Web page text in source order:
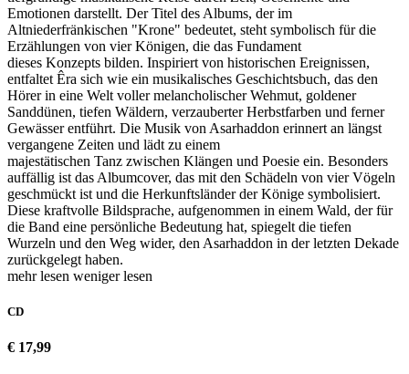
Emotionen darstellt. Der Titel des Albums, der im
Altniederfränkischen "Krone" bedeutet, steht symbolisch für die
Erzählungen von vier Königen, die das Fundament
dieses Konzepts bilden. Inspiriert von historischen Ereignissen,
entfaltet Êra sich wie ein musikalisches Geschichtsbuch, das den
Hörer in eine Welt voller melancholischer Wehmut, goldener
Sanddünen, tiefen Wäldern, verzauberter Herbstfarben und ferner
Gewässer entführt. Die Musik von Asarhaddon erinnert an längst
vergangene Zeiten und lädt zu einem
majestätischen Tanz zwischen Klängen und Poesie ein. Besonders
auffällig ist das Albumcover, das mit den Schädeln von vier Vögeln
geschmückt ist und die Herkunftsländer der Könige symbolisiert.
Diese kraftvolle Bildsprache, aufgenommen in einem Wald, der für
die Band eine persönliche Bedeutung hat, spiegelt die tiefen
Wurzeln und den Weg wider, den Asarhaddon in der letzten Dekade
zurückgelegt haben.
mehr lesen weniger lesen
CD
€ 17,99